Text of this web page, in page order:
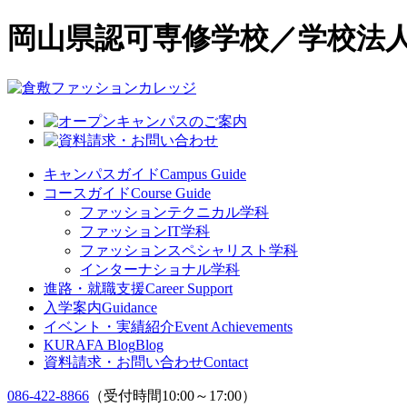
岡山県認可専修学校／学校法
キャンパスガイドCampus Guide
コースガイドCourse Guide
ファッションテクニカル学科
ファッションIT学科
ファッションスペシャリスト学科
インターナショナル学科
進路・就職支援Career Support
入学案内Guidance
イベント・実績紹介Event Achievements
KURAFA BlogBlog
資料請求・お問い合わせContact
086-422-8866 （受付時間10:00～17:00）